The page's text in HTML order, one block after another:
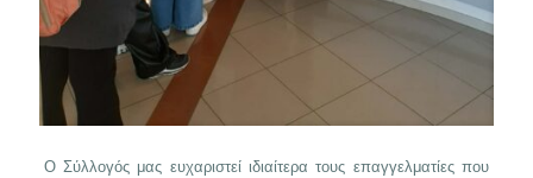
Ο Σύλλογός μας ευχαριστεί ιδιαίτερα τους επαγγελματίες που